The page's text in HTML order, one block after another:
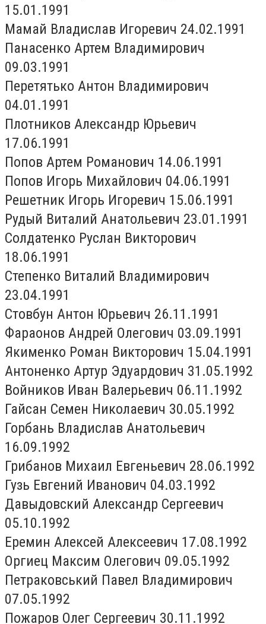
15.01.1991
Мамай Владислав Игоревич 24.02.1991
Панасенко Артем Владимирович
09.03.1991
Перетятько Антон Владимирович
04.01.1991
Плотников Александр Юрьевич
17.06.1991
Попов Артем Романович 14.06.1991
Попов Игорь Михайлович 04.06.1991
Решетник Игорь Игоревич 15.06.1991
Рудый Виталий Анатольевич 23.01.1991
Солдатенко Руслан Викторович
18.06.1991
Степенко Виталий Владимирович
23.04.1991
Стовбун Антон Юрьевич 26.11.1991
Фараонов Андрей Олегович 03.09.1991
Якименко Роман Викторович 15.04.1991
Антоненко Артур Эдуардович 31.05.1992
Войников Иван Валерьевич 06.11.1992
Гайсан Семен Николаевич 30.05.1992
Горбань Владислав Анатольевич
16.09.1992
Грибанов Михаил Евгеньевич 28.06.1992
Гузь Евгений Иванович 04.03.1992
Давыдовский Александр Сергеевич
05.10.1992
Еремин Алексей Алексеевич 17.08.1992
Оргиец Максим Олегович 09.05.1992
Петраковський Павел Владимирович
07.05.1992
Пожаров Олег Сергеевич 30.11.1992